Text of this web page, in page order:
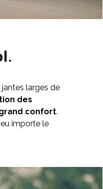
larges de
des
confort.
importe le